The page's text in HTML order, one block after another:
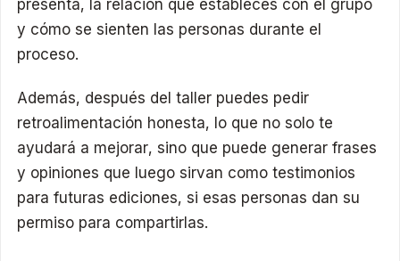
presenta, la relación que estableces con el grupo
y cómo se sienten las personas durante el
proceso.
Además, después del taller puedes pedir
retroalimentación honesta, lo que no solo te
ayudará a mejorar, sino que puede generar frases
y opiniones que luego sirvan como testimonios
para futuras ediciones, si esas personas dan su
permiso para compartirlas.